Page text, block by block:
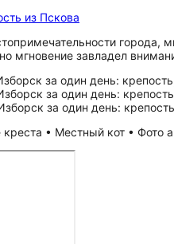
из Пскова
мгновение завладел
• Местный кот • Фото